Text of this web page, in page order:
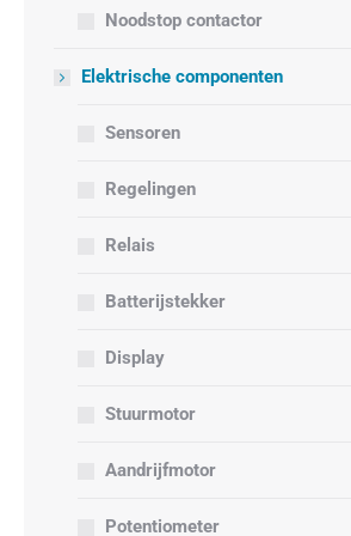
Noodstop contactor
Elektrische componenten
Sensoren
Regelingen
Relais
Batterijstekker
Display
Stuurmotor
Aandrijfmotor
Potentiometer